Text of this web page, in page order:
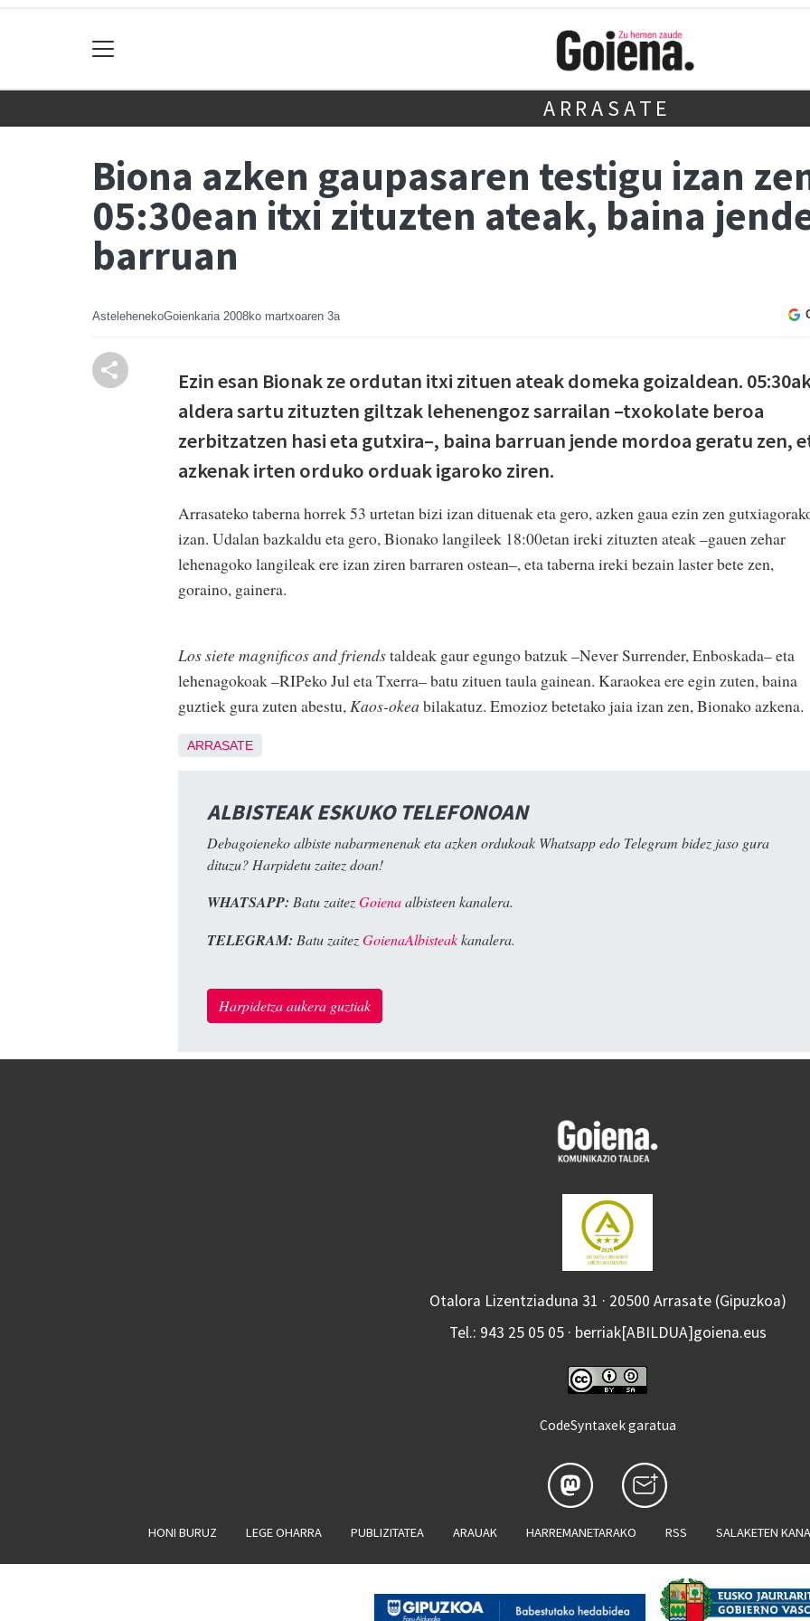
ARRASATE
Biona azken gaupasaren testigu izan
05:30ean itxi zituzten ateak, baina
barruan
AstelehenekoGoienkaria 2008ko martxoaren 3a
Ezin esan Bionak ze ordutan itxi zituen ateak domeka goizaldean.
aldera sartu zituzten giltzak lehenengoz sarrailan –txokolate beroa
zerbitzatzen hasi eta gutxira–, baina barruan jende mordoa geratu zen,
azkenak irten orduko orduak igaroko ziren.
Arrasateko taberna horrek 53 urtetan bizi izan dituenak eta gero, azken gaua ezin zen
izan. Udalan bazkaldu eta gero, Bionako langileek 18:00etan ireki zituzten ateak –gauen zehar
lehenagoko langileak ere izan ziren barraren ostean–, eta taberna ireki bezain laster bete zen,
goraino, gainera.
Los siete magnificos and friendstaldeak gaur egungo batzuk –Never Surrender, Enboskada– eta
lehenagokoak –RIPeko Jul eta Txerra– batu zituen taula gainean. Karaokea ere egin zuten, baina
guztiek gura zuten abestu,Kaos-okea bilakatuz. Emozioz betetako jaia izan zen, Bionako azkena.
ARRASATE
ALBISTEAK ESKUKO TELEFONOAN
Debagoieneko albiste nabarmenenak eta azken ordukoak Whatsapp edo Telegram bidez jaso gura
dituzu? Harpidetu zaitez doan!
WHATSAPP: Batu zaitezGoienaalbisteen kanalera.
TELEGRAM: Batu zaitezGoienaAlbisteakkanalera.
Harpidetza aukera guztiak
Otalora Lizentziaduna 31 · 20500 Arrasate (Gipuzkoa)
Tel.: 943 25 05 05 · berriak[ABILDUA]goiena.eus
CodeSyntaxek garatua
HONI BURUZ LEGE OHARRA PUBLIZITATEA ARAUAK HARREMANETARAKO RSS SALAKETEN